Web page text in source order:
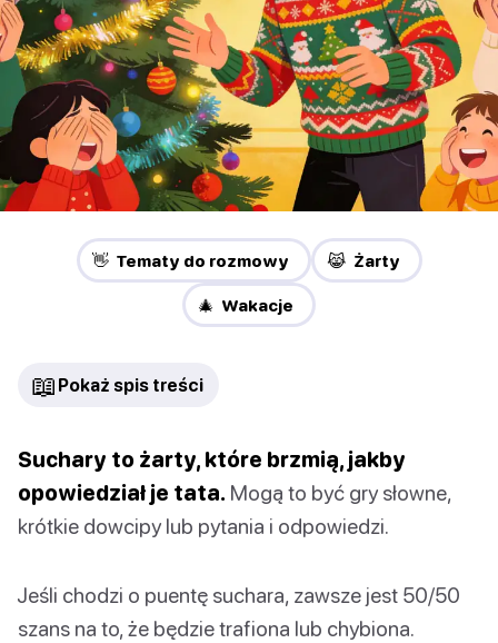
👋 Tematy do rozmowy 😹 Żarty
🎄 Wakacje
📖 Pokaż spis treści
Suchary to żarty, które brzmią, jakby
opowiedział je tata. Mogą to być gry słowne,
krótkie dowcipy lub pytania i odpowiedzi.
Jeśli chodzi o puentę suchara, zawsze jest 50/50
szans na to, że będzie trafiona lub chybiona.